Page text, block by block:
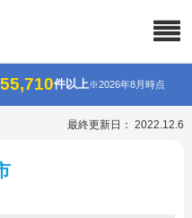
55,710件以上※2026年8月時点
最終更新日： 2022.12.6